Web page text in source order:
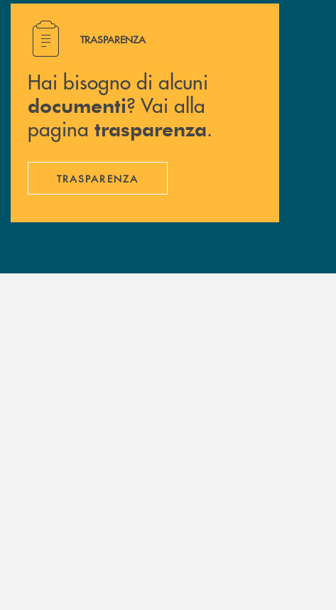
Hai bisogno di alcuni documenti ? Vai alla pagina
TRASPARENZA
Hai bisogno di alcuni
documenti? Vai alla
pagina trasparenza.
TRASPARENZA